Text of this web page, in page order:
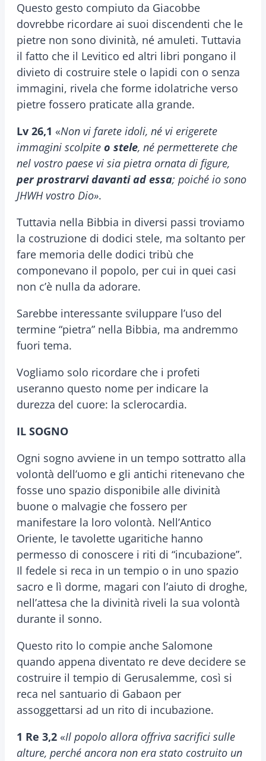
Questo gesto compiuto da Giacobbe
dovrebbe ricordare ai suoi discendenti che le
pietre non sono divinità, né amuleti. Tuttavia
il fatto che il Levitico ed altri libri pongano il
divieto di costruire stele o lapidi con o senza
immagini, rivela che forme idolatriche verso
pietre fossero praticate alla grande.
Lv 26,1 «Non vi farete idoli, né vi erigerete
immagini scolpite o stele, né permetterete che
nel vostro paese vi sia pietra ornata di figure,
per prostrarvi davanti ad essa; poiché io sono
JHWH vostro Dio».
Tuttavia nella Bibbia in diversi passi troviamo
la costruzione di dodici stele, ma soltanto per
fare memoria delle dodici tribù che
componevano il popolo, per cui in quei casi
non c’è nulla da adorare.
Sarebbe interessante sviluppare l’uso del
termine “pietra” nella Bibbia, ma andremmo
fuori tema.
Vogliamo solo ricordare che i profeti
useranno questo nome per indicare la
durezza del cuore: la sclerocardia.
IL SOGNO
Ogni sogno avviene in un tempo sottratto alla
volontà dell’uomo e gli antichi ritenevano che
fosse uno spazio disponibile alle divinità
buone o malvagie che fossero per
manifestare la loro volontà. Nell’Antico
Oriente, le tavolette ugaritiche hanno
permesso di conoscere i riti di “incubazione”.
Il fedele si reca in un tempio o in uno spazio
sacro e lì dorme, magari con l’aiuto di droghe,
nell’attesa che la divinità riveli la sua volontà
durante il sonno.
Questo rito lo compie anche Salomone
quando appena diventato re deve decidere se
costruire il tempio di Gerusalemme, così si
reca nel santuario di Gabaon per
assoggettarsi ad un rito di incubazione.
1 Re 3,2 «Il popolo allora offriva sacrifici sulle
alture, perché ancora non era stato costruito un